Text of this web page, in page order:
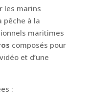
les marins
pêche à la
maritimes
composés pour
et d’une
: